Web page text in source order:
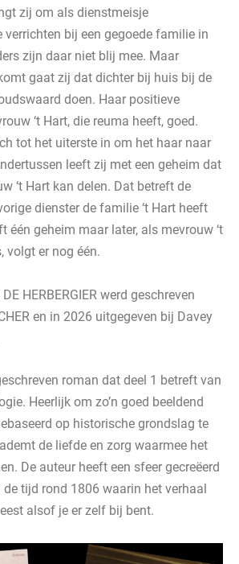
zij om als dienstmeisje
verrichten bij een gegoede familie in
zijn daar niet blij mee. Maar
gaat zij dat dichter bij huis bij de
doen. Haar positieve
‘t Hart, die reuma heeft, goed.
tot het uiterste in om het haar naar
leeft zij met een geheim dat
‘t Hart kan delen. Dat betreft de
dienster de familie ‘t Hart heeft
één geheim maar later, als mevrouw ‘t
volgt er nog één.
HERBERGIER werd geschreven
en in 2026 uitgegeven bij Davey
roman dat deel 1 betreft van
Heerlijk om zo’n goed beeldend
op historische grondslag te
de liefde en zorg waarmee het
De auteur heeft een sfeer gecreëerd
tijd rond 1806 waarin het verhaal
alsof je er zelf bij bent.